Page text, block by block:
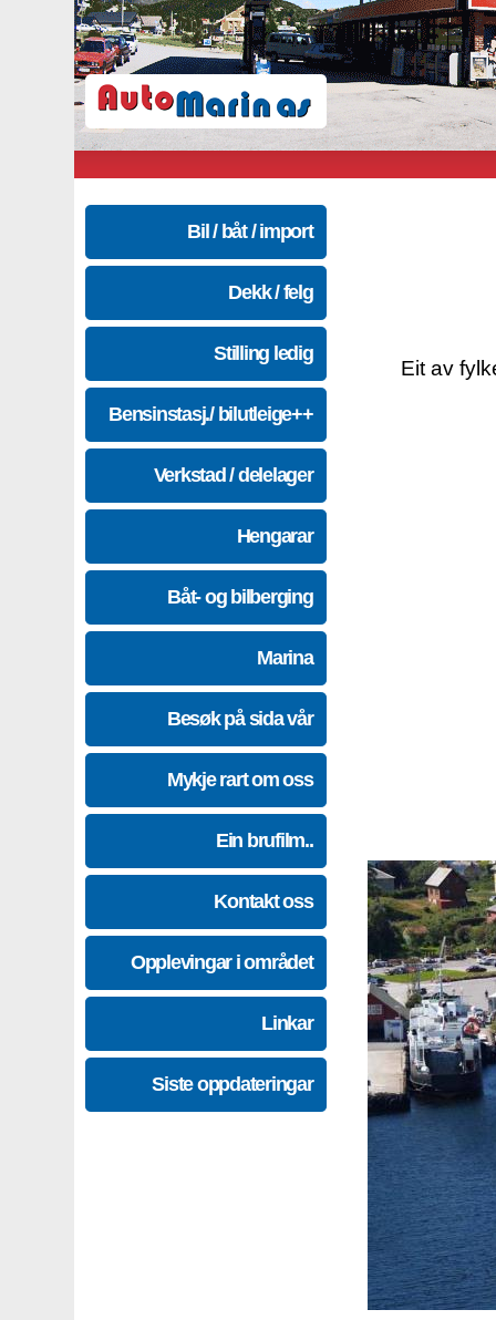
Bil / båt / import
Dekk / felg
Stilling ledig
Bensinstasj./ bilutleige++
Verkstad / delelager
Hengarar
Båt- og bilberging
Marina
Besøk på sida vår
Mykje rart om oss
Ein brufilm..
Kontakt oss
Opplevingar i området
Linkar
Siste oppdateringar
Eit av